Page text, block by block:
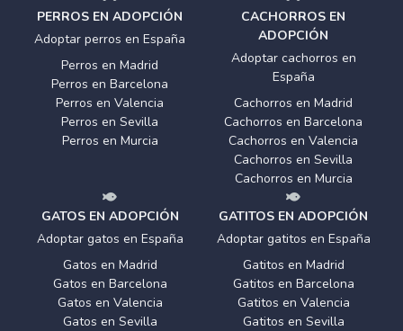
PERROS EN ADOPCIÓN
Adoptar perros en España
Perros en Madrid
Perros en Barcelona
Perros en Valencia
Perros en Sevilla
Perros en Murcia
CACHORROS EN
ADOPCIÓN
Adoptar cachorros en
España
Cachorros en Madrid
Cachorros en Barcelona
Cachorros en Valencia
Cachorros en Sevilla
Cachorros en Murcia
GATOS EN ADOPCIÓN
Adoptar gatos en España
Gatos en Madrid
Gatos en Barcelona
Gatos en Valencia
Gatos en Sevilla
GATITOS EN ADOPCIÓN
Adoptar gatitos en España
Gatitos en Madrid
Gatitos en Barcelona
Gatitos en Valencia
Gatitos en Sevilla